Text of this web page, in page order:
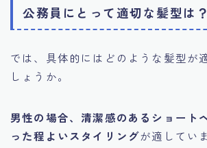
公務員にとって適切な髪型は？
では、具体的にはどのような髪型が
しょうか。
男性の場合、清潔感のあるショート
った程よいスタイリングが適してい